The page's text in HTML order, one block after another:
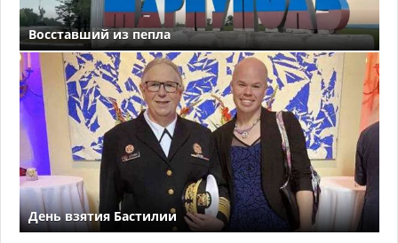
Восставший из пепла
День взятия Бастилии